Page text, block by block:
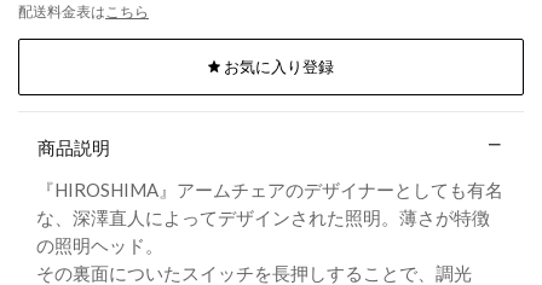
配送料金表は こちら
お気に入り登録
商品説明
『HIROSHIMA』アームチェアのデザイナーとしても有名
な、深澤直人によってデザインされた照明。薄さが特徴
の照明ヘッド。
その裏面についたスイッチを長押しすることで、調光